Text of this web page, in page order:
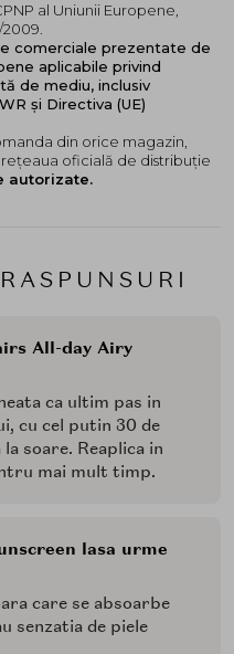
All-day Airy
ca ultim pas in
cu cel putin 30 de
soare. Reaplica in
mai mult timp.
lasa urme
care se absoarbe
senzatia de piele
al Uniunii Europene,
comerciale prezentate de
aplicabile privind
de mediu, inclusiv
și Directiva (UE)
din orice magazin,
oficială de distribuție
autorizate.